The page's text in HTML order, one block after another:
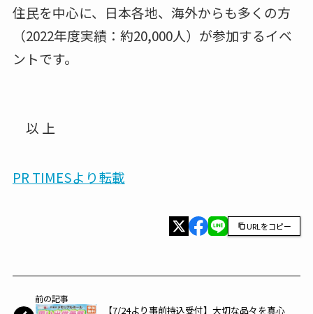
住民を中心に、日本各地、海外からも多くの方
（2022年度実績：約20,000人）が参加するイベ
ントです。
以 上
PR TIMESより転載
URLをコピー
前の記事
【7/24より事前持込受付】大切な品々を真心